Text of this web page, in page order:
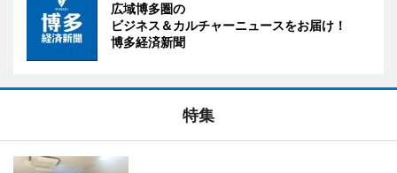
広域博多圏の
ビジネス＆カルチャーニュースをお届け！
博多経済新聞
特集